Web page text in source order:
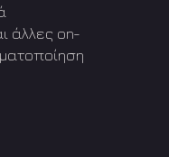
άλλες on-